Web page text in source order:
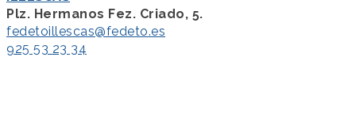
Plz. Hermanos Fez. Criado, 5.
fedetoillescas@fedeto.es
925 53 23 34